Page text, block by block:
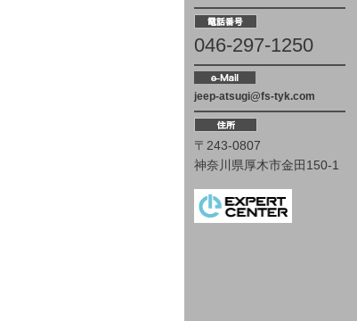
046-297-1250
jeep-atsugi@fs-tyk.com
〒243-0807
神奈川県厚⽊市⾦⽥150-1